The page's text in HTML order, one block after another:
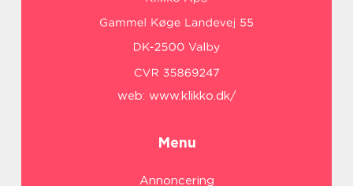
web: www.klikko.dk/
Menu
Annoncering